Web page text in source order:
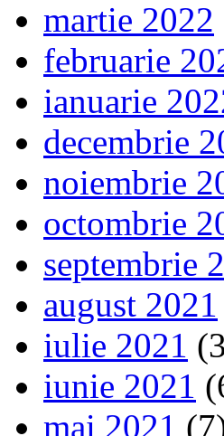
martie 2022
februarie
ianuarie
decembrie
noiembrie
octombrie
septembrie
august 2021
iulie 2021
iunie 2021
mai 2021